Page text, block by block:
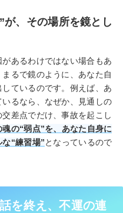
が、その場所を鏡とし
あるわけではない場合もあ
るで鏡のように、あなた自
ているのです。例えば、あ
るなら、なぜか、見通しの
差点でだけ、事故を起こし
の“弱点”を、あなた自身に
“練習場”となっているので
を終え、不運の連